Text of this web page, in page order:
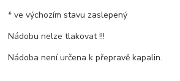
* ve výchozím stavu zaslepený
Nádobu nelze tlakovat !!!
Nádoba není určena k přepravě kapalin.